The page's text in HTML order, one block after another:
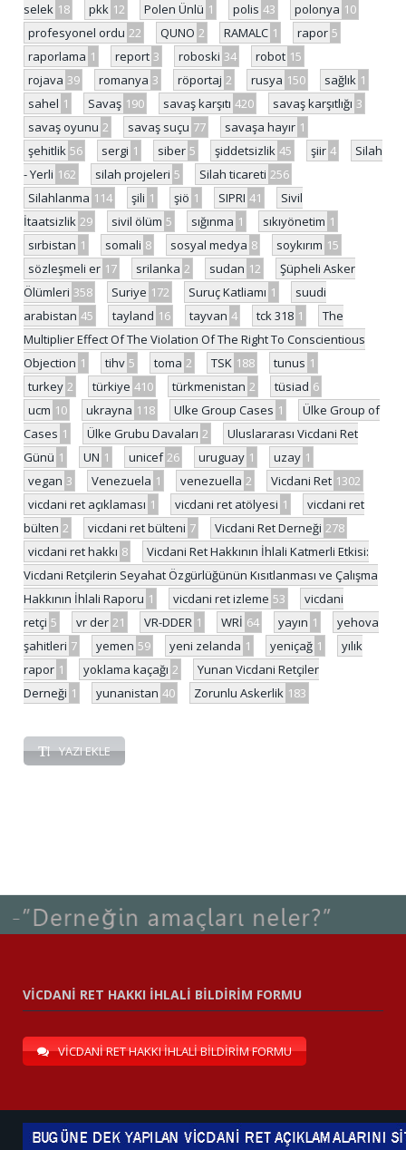
selek 18 pkk 12 Polen Ünlü 1 polis 43 polonya 10
profesyonel ordu 22 QUNO 2 RAMALC 1 rapor 5
raporlama 1 report 3 roboski 34 robot 15
rojava 39 romanya 3 röportaj 2 rusya 150 sağlık 1
sahel 1 Savaş 190 savaş karşıtı 420 savaş karşıtlığı 3
savaş oyunu 2 savaş suçu 77 savaşa hayır 1
şehitlik 56 sergi 1 siber 5 şiddetsizlik 45 şiir 4
Silah
- Yerli 162 silah projeleri 5 Silah ticareti 256
Silahlanma 114 şili 1 şiö 1 SIPRI 41
Sivil
İtaatsizlik 29 sivil ölüm 5 sığınma 1 sıkıyönetim 1
sırbistan 1 somali 8 sosyal medya 8 soykırım 15
sözleşmeli er 17 srilanka 2 sudan 12
Şüpheli Asker
Ölümleri 358 Suriye 172 Suruç Katliamı 1
suudi
arabistan 45 tayland 16 tayvan 4 tck 318 1
The
Multiplier Effect Of The Violation Of The Right To Conscientious
Objection 1 tihv 5 toma 2 TSK 188 tunus 1
turkey 2 türkiye 410 türkmenistan 2 tüsiad 6
ucm 10 ukrayna 118 Ulke Group Cases 1
Ülke Group of
Cases 1 Ülke Grubu Davaları 2
Uluslararası Vicdani Ret
Günü 1 UN 1 unicef 26 uruguay 1 uzay 1
vegan 3 Venezuela 1 venezuella 2 Vicdani Ret 1302
vicdani ret açıklaması 1 vicdani ret atölyesi 1
vicdani ret
bülten 2 vicdani ret bülteni 7 Vicdani Ret Derneği 278
vicdani ret hakkı 8
Vicdani Ret Hakkının İhlali Katmerli Etkisi:
Vicdani Retçilerin Seyahat Özgürlüğünün Kısıtlanması ve Çalışma
Hakkının İhlali Raporu 1 vicdani ret izleme 53
vicdani
retçi 5 vr der 21 VR-DDER 1 WRİ 64 yayın 1
yehova
şahitleri 7 yemen 59 yeni zelanda 1 yeniçağ 1
yılık
rapor 1 yoklama kaçağı 2
Yunan Vicdani Retçiler
Derneği 1 yunanistan 40 Zorunlu Askerlik 183
YAZI EKLE
VİCDANİ RET HAKKI İHLALİ BİLDİRİM FORMU
VİCDANİ RET HAKKI İHLALİ BİLDİRİM FORMU